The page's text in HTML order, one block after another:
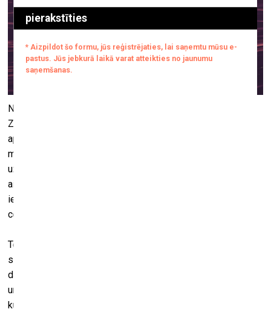
No 3. jūlija līdz 23. augustam galerijā RIXC būs skatāma
Zanes Zelmenes personālizstāde “Pasaules
apstādināšanas tehnikas”. Izstāde piedāvā unikālu
mākslas, zinātnes un tehnoloģiju saplūsmi, pētot cilvēka
uztveres spēju radikāli mainīt realitātes pieredzi. Projekts
aicina apmeklētājus piedzīvot īpašu apziņas stāvokli, kurā
ierastā pasaules uztvere tiek apzināti pārtraukta, paverot
ceļu uz jaunu pieredzes dimensiju.
Telpas centrā izvietotais portāls ir video projekcija, kas
simbolizē pāreju no ierastās realitātes uz
daudzdimensionālu telpas un laika struktūru. Šajā sirreālajā
un intriģējošajā ainavā skatītājs sastop sapņainas vides un
kustīgas fraktālās struktūras, kas izaicina ierasto uztveres